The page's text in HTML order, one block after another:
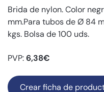
Brida de nylon. Color
mm.Para tubos de Ø 84
kgs. Bolsa de 100 uds.
PVP:6,38€
Crear ficha de